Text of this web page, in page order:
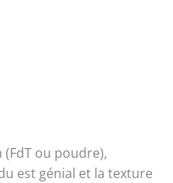
ou poudre),
est génial et la texture